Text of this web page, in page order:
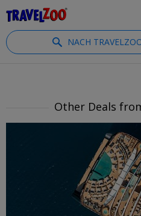
NACH
Other Deals